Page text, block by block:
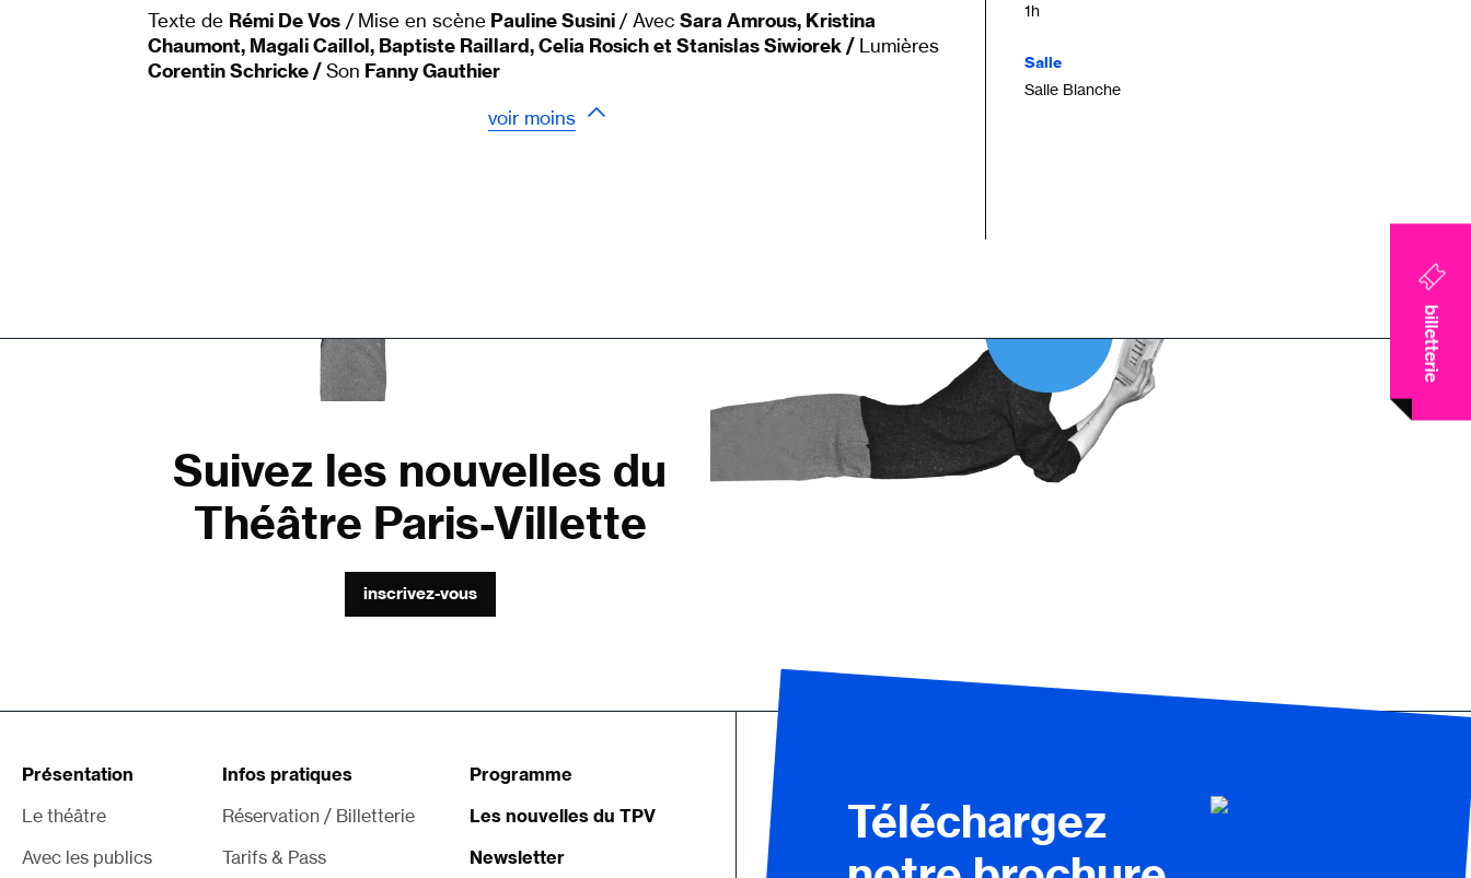
billetterie
Texte de Rémi De Vos/ Mise en scène Pauline Susini/ Avec Sara Amrous, Kristina
Chaumont, Magali Caillol, Baptiste Raillard, Celia Rosich et Stanislas Siwiorek / Lumières
Corentin Schricke /Son Fanny Gauthier
voir moins
1h
Salle
Salle Blanche
Suivez les nouvelles du
Théâtre Paris-Villette
inscrivez-vous
Présentation
Le théâtre
Avec les publics
Infos pratiques
Réservation / Billetterie
Tarifs & Pass
Programme
Les nouvelles du TPV
Newsletter
Téléchargez